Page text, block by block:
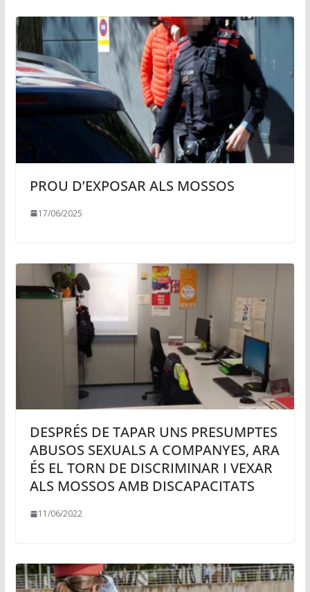
PROU D’EXPOSAR ALS MOSSOS
17/06/2025
DESPRÉS DE TAPAR UNS PRESUMPTES
ABUSOS SEXUALS A COMPANYES, ARA
ÉS EL TORN DE DISCRIMINAR I VEXAR
ALS MOSSOS AMB DISCAPACITATS
11/06/2022